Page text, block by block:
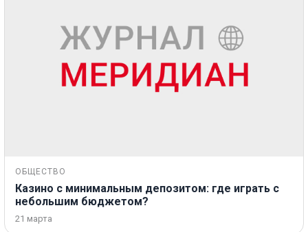
ОБЩЕСТВО
Казино с минимальным депозитом: где играть с
небольшим бюджетом?
21 марта